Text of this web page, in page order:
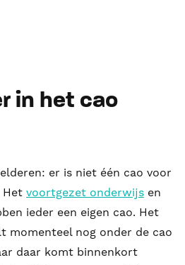
in het cao
er is niet één cao voor
Het voortgezet onderwijs en
ieder een eigen cao. Het
momenteel nog onder de cao
daar komt binnenkort